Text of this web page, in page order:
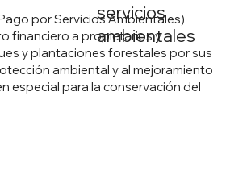
servicios
ambientales
por Servicios Ambientales)
financiero a propietarios y
y plantaciones forestales por sus
ambiental y al mejoramiento
especial para la conservación del